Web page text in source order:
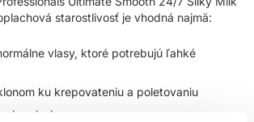
starostlivosť je vhodná najmä:
vlasy, ktoré potrebujú ľahké
ku krepovateniu a poletovaniu
bez lesku